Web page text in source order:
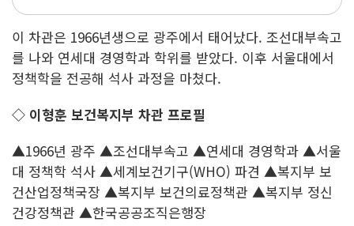
이 차관은 1966년생으로 광주에서 태어났다. 조선대부속고
를 나와 연세대 경영학과 학위를 받았다. 이후 서울대에서
정책학을 전공해 석사 과정을 마쳤다.
◇ 이형훈 보건복지부 차관 프로필
▲1966년 광주 ▲조선대부속고 ▲연세대 경영학과 ▲서울
대 정책학 석사 ▲세계보건기구(WHO) 파견 ▲복지부 보
건산업정책국장 ▲복지부 보건의료정책관 ▲복지부 정신
건강정책관 ▲한국공공조직은행장